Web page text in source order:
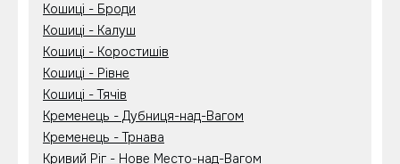
Кошиці - Броди
Кошиці - Калуш
Кошиці - Коростишів
Кошиці - Рівне
Кошиці - Тячів
Кременець - Дубниця-над-Вагом
Кременець - Трнава
Кривий Ріг - Нове Место-над-Вагом